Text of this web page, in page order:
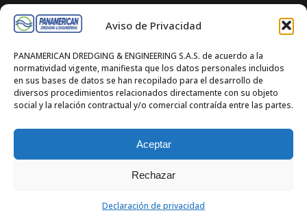
Aviso de Privacidad
PANAMERICAN DREDGING & ENGINEERING S.A.S. de acuerdo a la
normatividad vigente, manifiesta que los datos personales incluidos
en sus bases de datos se han recopilado para el desarrollo de
diversos procedimientos relacionados directamente con su objeto
social y la relación contractual y/o comercial contraída entre las partes.
Aceptar
Rechazar
Declaración de privacidad
Política de Tratamiento de Datos
Política de Seguridad Vial
Política de Seguridad Acuática
derechos reservados.